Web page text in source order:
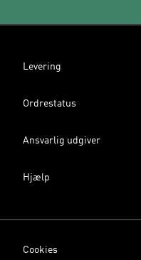
Levering
Ordrestatus
Ansvarlig udgiver
Hjælp
Cookies